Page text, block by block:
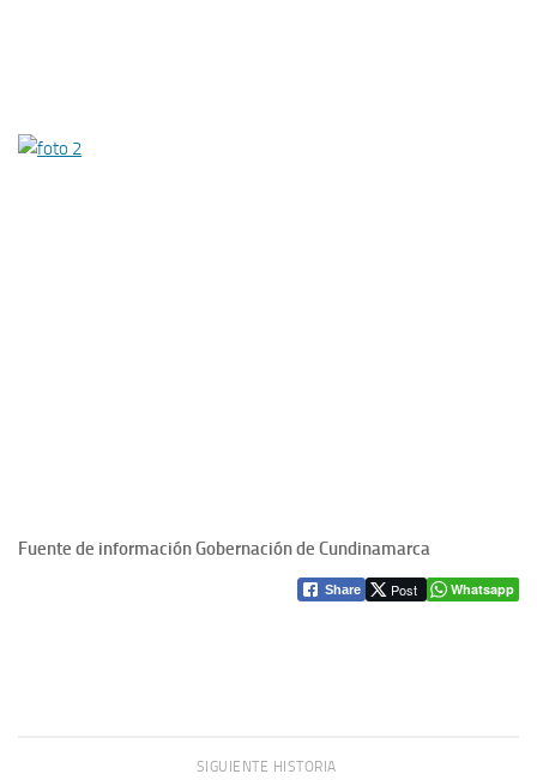
Fuente de información Gobernación de Cundinamarca
Share Post Whatsapp
SIGUIENTE HISTORIA